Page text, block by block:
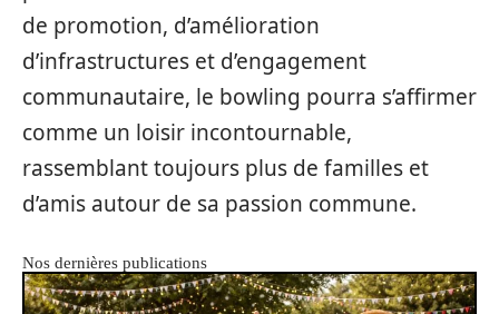
de promotion, d’amélioration
d’infrastructures et d’engagement
communautaire, le bowling pourra s’affirmer
comme un loisir incontournable,
rassemblant toujours plus de familles et
d’amis autour de sa passion commune.
Nos dernières publications